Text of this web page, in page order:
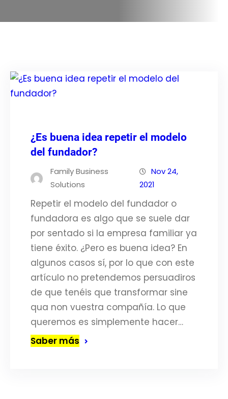
¿Es buena idea repetir el modelo
del fundador?
Family Business
Solutions
Nov 24,
2021
Repetir el modelo del fundador o
fundadora es algo que se suele dar
por sentado si la empresa familiar ya
tiene éxito. ¿Pero es buena idea? En
algunos casos sí, por lo que con este
artículo no pretendemos persuadiros
de que tenéis que transformar sine
qua non vuestra compañía. Lo que
queremos es simplemente hacer…
Saber más